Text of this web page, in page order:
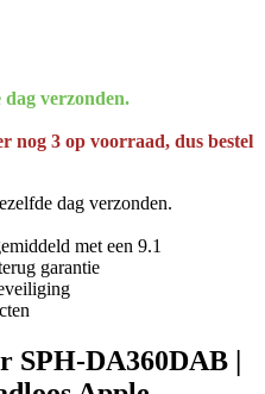
dag verzonden.
nog 3 op voorraad, dus bestel
dag verzonden.
met een 9.1
garantie
SPH-DA360DAB |